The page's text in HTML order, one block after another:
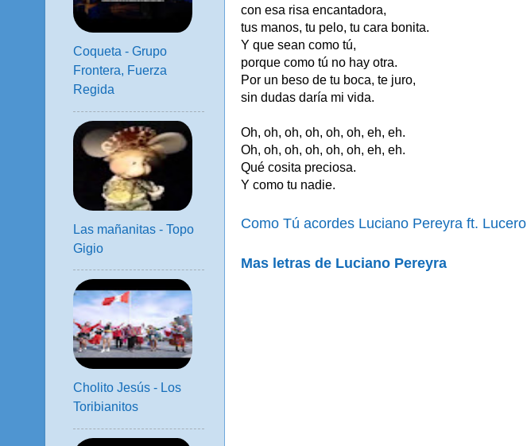
con esa risa encantadora,
tus manos, tu pelo, tu cara bonita.
Y que sean como tú,
porque como tú no hay otra.
Por un beso de tu boca, te juro,
sin dudas daría mi vida.
Oh, oh, oh, oh, oh, oh, eh, eh.
Oh, oh, oh, oh, oh, oh, eh, eh.
Qué cosita preciosa.
Y como tu nadie.
Como Tú acordes Luciano Pereyra ft. Lucero
Mas letras de Luciano Pereyra
Coqueta - Grupo
Frontera, Fuerza
Regida
Las mañanitas - Topo
Gigio
Cholito Jesús - Los
Toribianitos